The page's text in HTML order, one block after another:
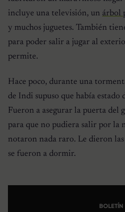
incluye una televisión, un árbol
y muchos juguetes. También
para poder salir a jugar al
permite.
Hace poco, durante una
de Indi supuso que había
Fueron a asegurar la puerta del
para que no pudiera salir por la
notaron nada raro. Le dieron
se fueron a dormir.
BOLETÍN